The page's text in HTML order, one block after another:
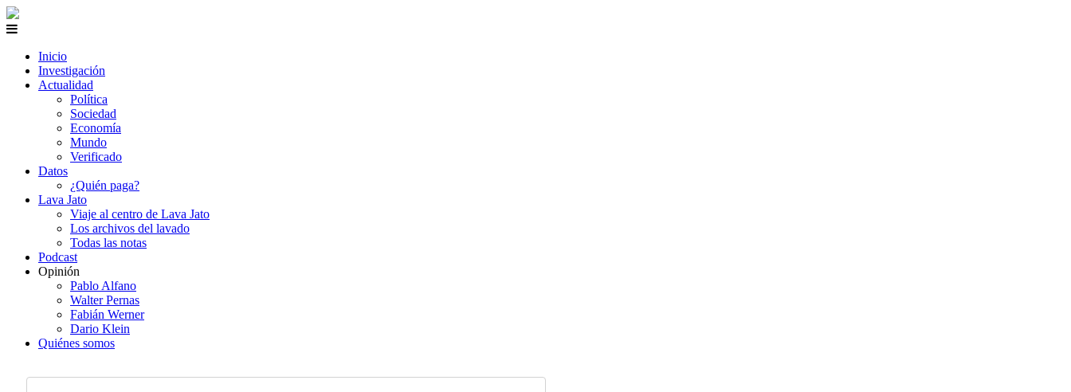
Inicio
Investigación
Actualidad
Política
Sociedad
Economía
Mundo
Verificado
Datos
¿Quién paga?
Lava Jato
Viaje al centro de Lava Jato
Los archivos del lavado
Todas las notas
Podcast
Opinión
Pablo Alfano
Walter Pernas
Fabián Werner
Dario Klein
Quiénes somos